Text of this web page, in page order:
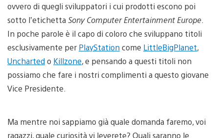
ovvero di quegli sviluppatori i cui prodotti escono poi
sotto l’etichetta Sony Computer Entertainment Europe
In poche parole è il capo di coloro che sviluppano titoli
esclusivamente per PlayStation come LittleBigPlanet,
Uncharted o Killzone, e pensando a questi titoli non
possiamo che fare i nostri complimenti a questo giovane
Vice Presidente.
Ma mentre noi sappiamo già quale domanda faremo, voi
ragazzi, quale curiosità vi leverete? Quali saranno le